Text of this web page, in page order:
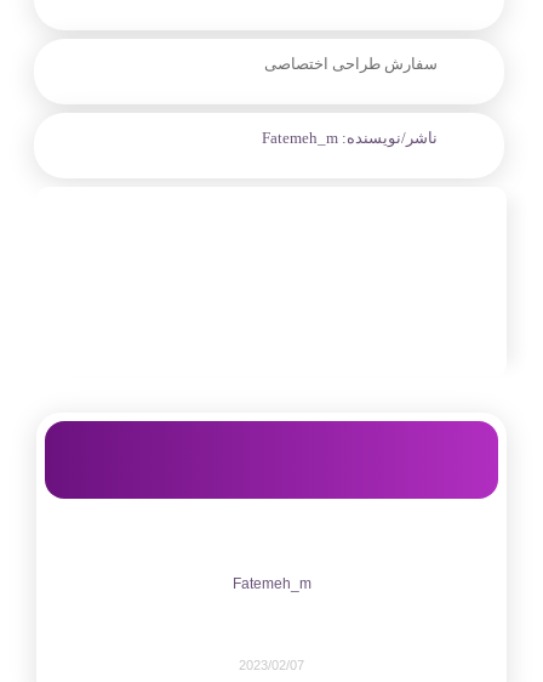
سفارش طراحی اختصاصی
ناشر/نویسنده: Fatemeh_m
Fatemeh_m
2023/02/07